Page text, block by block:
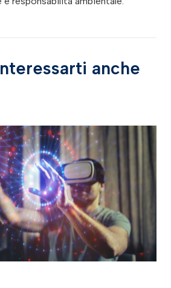
anche